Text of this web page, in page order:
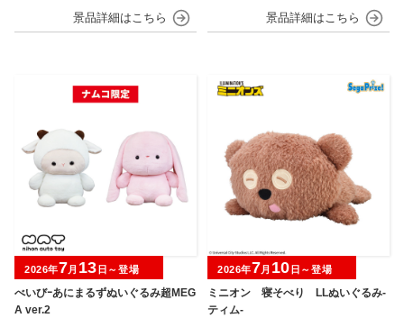
べいびｰあにまるずぬいぐるみ超MEG
A ver.2
2026年7月 13 日～登場
ミニオン 寝そべり LLぬいぐるみ‐
ティム‐
2026年7月 10 日～登場